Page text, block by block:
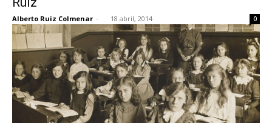
Alberto Ruiz Colmenar - 18 abril, 2014 0